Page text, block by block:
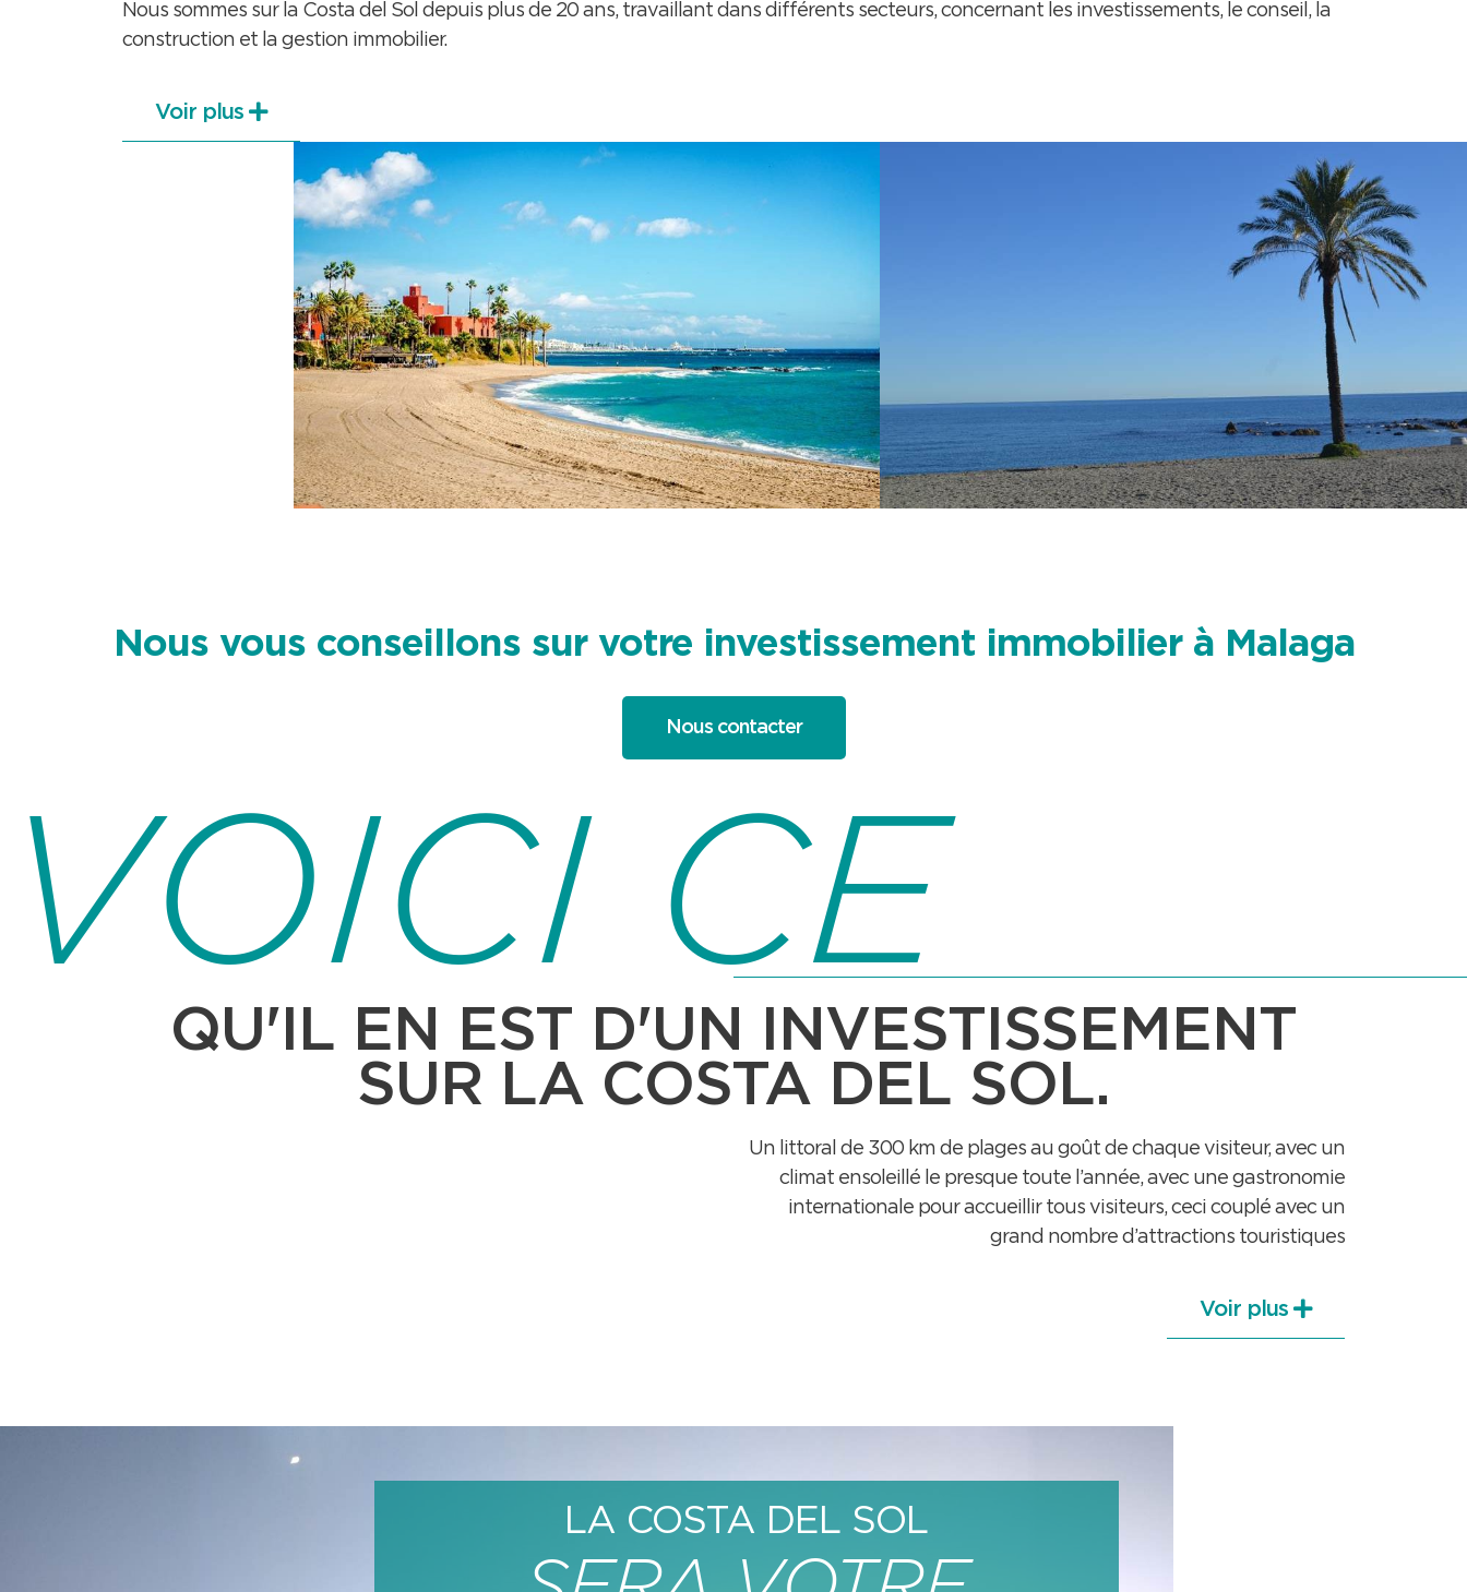
Nous sommes sur la Costa del Sol depuis plus de 20 ans, travaillant dans différents secteurs, concernant les investissements, le conseil, la
construction et la gestion immobilier.
Voir plus
Nous vous conseillons sur votre investissement immobilier à Malaga
Nous contacter
VOICI CE
QU'IL EN EST D'UN INVESTISSEMENT
SUR LA COSTA DEL SOL.
Un littoral de 300 km de plages au goût de chaque visiteur, avec un
climat ensoleillé le presque toute l’année, avec une gastronomie
internationale pour accueillir tous visiteurs, ceci couplé avec un
grand nombre d’attractions touristiques
Voir plus
LA COSTA DEL SOL